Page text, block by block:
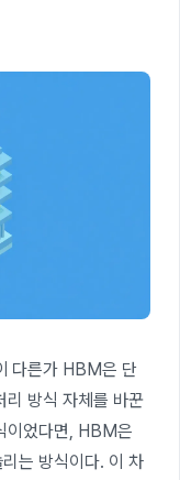
다른가 HBM은 단
리 방식 자체를 바꾼
이었다면, HBM은
는 방식이다. 이 차